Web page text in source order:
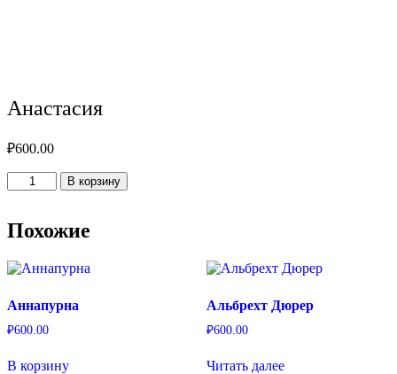
Анастасия
₽600.00
Количество
товара
В корзину
Похожие
Аннапурна
₽600.00
В корзину
Альбрехт Дюрер
₽600.00
Читать далее